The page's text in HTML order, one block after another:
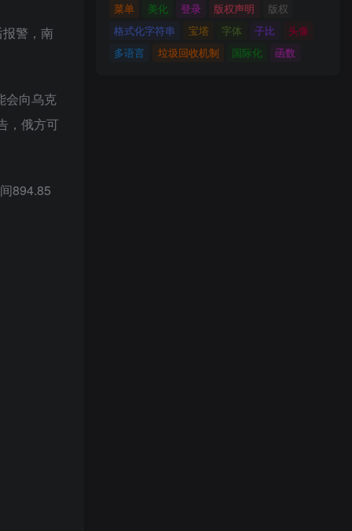
警，南
会向乌克
，俄方可
894.85
菜单
美化 登录 版权声明
版权
格式化字符串
宝塔 字体 子比
头像
多语言
垃圾回收机制 国际化 函数